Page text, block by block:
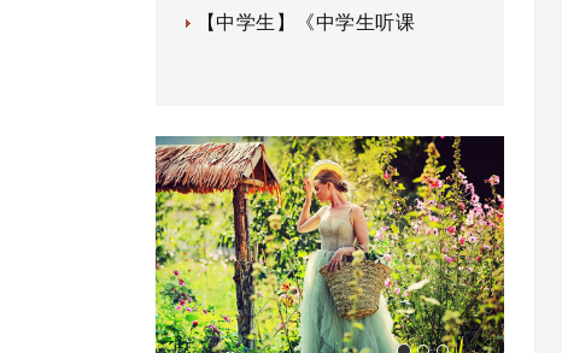
【中学生】《中学生听课